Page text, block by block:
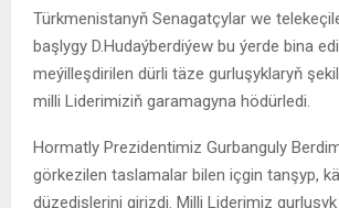
Türkmenistanyň Senagatçylar we
başlygy D.Hudaýberdiýew bu ýerde bina
meýilleşdirilen dürli täze gurluşyklaryň
milli Liderimiziň garamagyna hödürledi.
Hormatly Prezidentimiz Gurbanguly
görkezilen taslamalar bilen içgin tanşyp,
düzedişlerini girizdi. Milli Liderimiz